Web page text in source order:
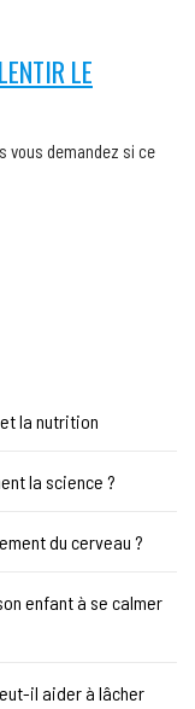
LE
vous demandez si ce
la nutrition
la science ?
du cerveau ?
enfant à se calmer
il aider à lâcher